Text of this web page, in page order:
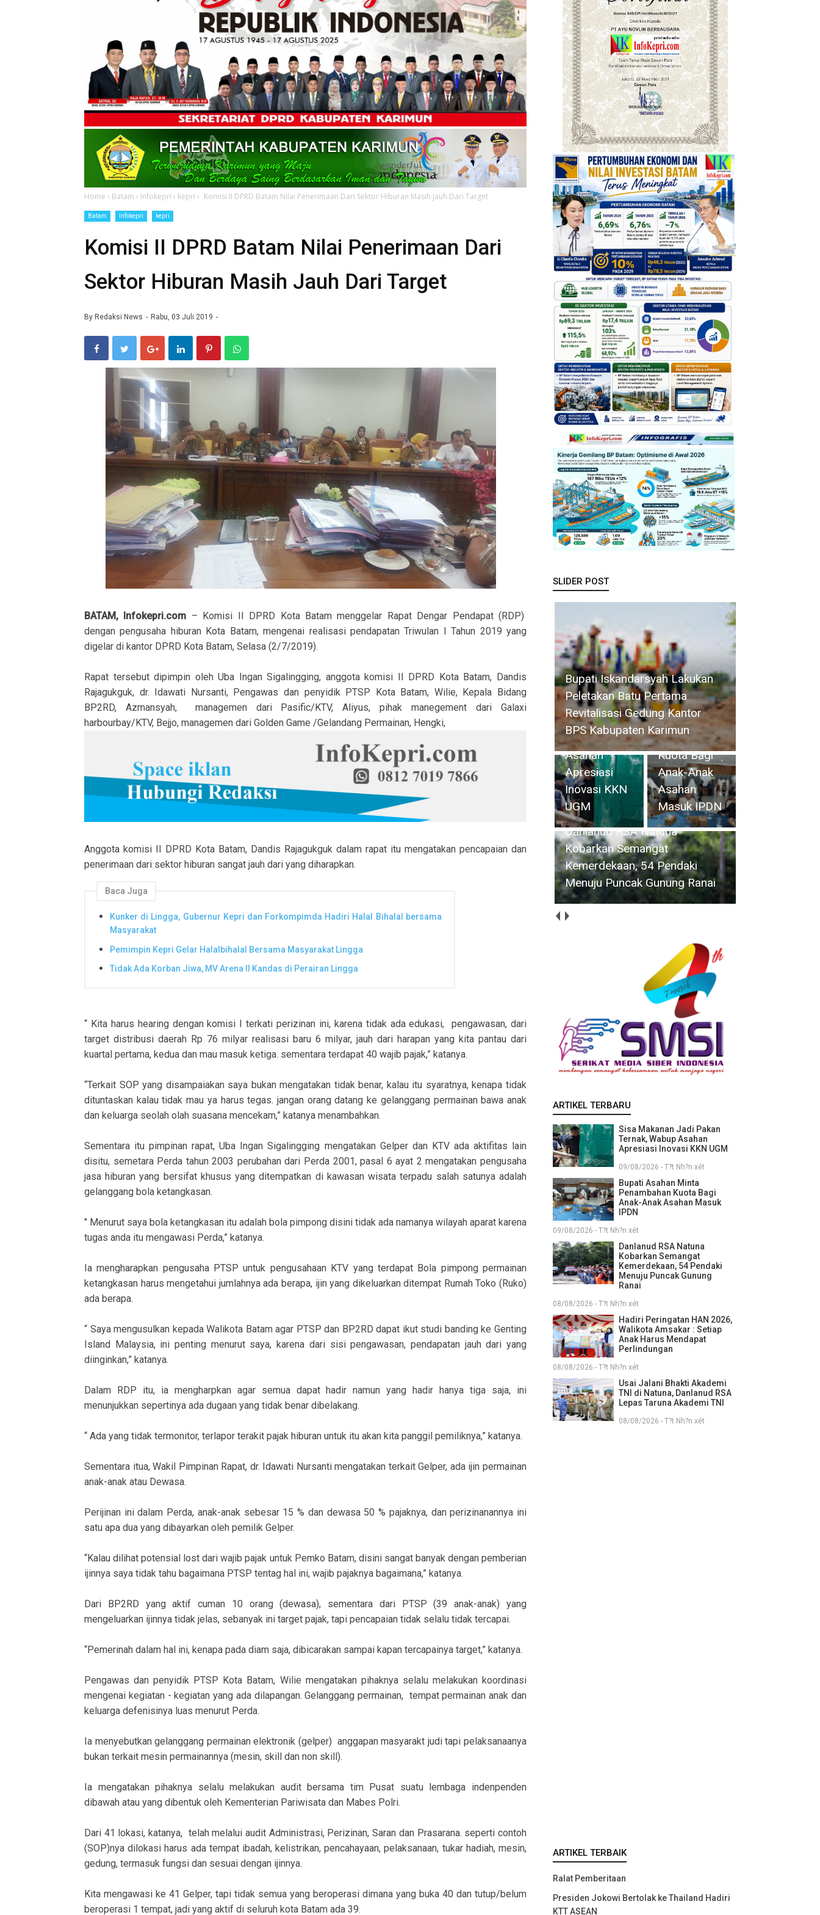
Home › Batam › Infokepri › kepri › Komisi II DPRD Batam Nilai Penerimaan Dari Sektor Hiburan Masih Jauh Dari Target
Batam Infokepri kepri
Komisi II DPRD Batam Nilai Penerimaan Dari
Sektor Hiburan Masih Jauh Dari Target
By Redaksi News Rabu, 03 Juli 2019
BATAM, Infokepri.com – Komisi II DPRD Kota Batam menggelar Rapat Dengar Pendapat (RDP)
dengan pengusaha hiburan Kota Batam, mengenai realisasi pendapatan Triwulan I Tahun 2019 yang
digelar di kantor DPRD Kota Batam, Selasa (2/7/2019).
Rapat tersebut dipimpin oleh Uba Ingan Sigalingging, anggota komisi II DPRD Kota Batam, Dandis
Rajagukguk, dr. Idawati Nursanti, Pengawas dan penyidik PTSP Kota Batam, Wilie, Kepala Bidang
BP2RD, Azmansyah, managemen dari Pasific/KTV, Aliyus, pihak manegement dari Galaxi
harbourbay/KTV, Bejjo, managemen dari Golden Game /Gelandang Permainan, Hengki,
Anggota komisi II DPRD Kota Batam, Dandis Rajagukguk dalam rapat itu mengatakan pencapaian dan
penerimaan dari sektor hiburan sangat jauh dari yang diharapkan.
Baca Juga
Kunker di Lingga, Gubernur Kepri dan Forkompimda Hadiri Halal Bihalal bersama
Masyarakat
Pemimpin Kepri Gelar Halalbihalal Bersama Masyarakat Lingga
Tidak Ada Korban Jiwa, MV Arena II Kandas di Perairan Lingga
“ Kita harus hearing dengan komisi I terkati perizinan ini, karena tidak ada edukasi, pengawasan, dari
target distribusi daerah Rp 76 milyar realisasi baru 6 milyar, jauh dari harapan yang kita pantau dari
kuartal pertama, kedua dan mau masuk ketiga. sementara terdapat 40 wajib pajak,” katanya.
“Terkait SOP yang disampaiakan saya bukan mengatakan tidak benar, kalau itu syaratnya, kenapa tidak
dituntaskan kalau tidak mau ya harus tegas. jangan orang datang ke gelanggang permainan bawa anak
dan keluarga seolah olah suasana mencekam,” katanya menambahkan.
Sementara itu pimpinan rapat, Uba Ingan Sigalingging mengatakan Gelper dan KTV ada aktifitas lain
disitu, semetara Perda tahun 2003 perubahan dari Perda 2001, pasal 6 ayat 2 mengatakan pengusaha
jasa hiburan yang bersifat khusus yang ditempatkan di kawasan wisata terpadu salah satunya adalah
gelanggang bola ketangkasan.
" Menurut saya bola ketangkasan itu adalah bola pimpong disini tidak ada namanya wilayah aparat karena
tugas anda itu mengawasi Perda,” katanya.
Ia mengharapkan pengusaha PTSP untuk pengusahaan KTV yang terdapat Bola pimpong permainan
ketangkasan harus mengetahui jumlahnya ada berapa, ijin yang dikeluarkan ditempat Rumah Toko (Ruko)
ada berapa.
“ Saya mengusulkan kepada Walikota Batam agar PTSP dan BP2RD dapat ikut studi banding ke Genting
Island Malaysia, ini penting menurut saya, karena dari sisi pengawasan, pendapatan jauh dari yang
diinginkan,” katanya.
Dalam RDP itu, ia mengharpkan agar semua dapat hadir namun yang hadir hanya tiga saja, ini
menunjukkan sepertinya ada dugaan yang tidak benar dibelakang.
“ Ada yang tidak termonitor, terlapor terakit pajak hiburan untuk itu akan kita panggil pemiliknya,” katanya.
Sementara itua, Wakil Pimpinan Rapat, dr. Idawati Nursanti mengatakan terkait Gelper, ada ijin permainan
anak-anak atau Dewasa.
Perijinan ini dalam Perda, anak-anak sebesar 15 % dan dewasa 50 % pajaknya, dan perizinanannya ini
satu apa dua yang dibayarkan oleh pemilik Gelper.
“Kalau dilihat potensial lost dari wajib pajak untuk Pemko Batam, disini sangat banyak dengan pemberian
ijinnya saya tidak tahu bagaimana PTSP tentag hal ini, wajib pajaknya bagaimana,” katanya.
Dari BP2RD yang aktif cuman 10 orang (dewasa), sementara dari PTSP (39 anak-anak) yang
mengeluarkan ijinnya tidak jelas, sebanyak ini target pajak, tapi pencapaian tidak selalu tidak tercapai.
“Pemerinah dalam hal ini, kenapa pada diam saja, dibicarakan sampai kapan tercapainya target,” katanya.
Pengawas dan penyidik PTSP Kota Batam, Wilie mengatakan pihaknya selalu melakukan koordinasi
mengenai kegiatan - kegiatan yang ada dilapangan. Gelanggang permainan, tempat permainan anak dan
keluarga defenisinya luas menurut Perda.
Ia menyebutkan gelanggang permainan elektronik (gelper) anggapan masyarakt judi tapi pelaksanaanya
bukan terkait mesin permainannya (mesin, skill dan non skill).
Ia mengatakan pihaknya selalu melakukan audit bersama tim Pusat suatu lembaga indenpenden
dibawah atau yang dibentuk oleh Kementerian Pariwisata dan Mabes Polri.
Dari 41 lokasi, katanya, telah melalui audit Administrasi, Perizinan, Saran dan Prasarana. seperti contoh
(SOP)nya dilokasi harus ada tempat ibadah, kelistrikan, pencahayaan, pelaksanaan, tukar hadiah, mesin,
gedung, termasuk fungsi dan sesuai dengan ijinnya.
Kita mengawasi ke 41 Gelper, tapi tidak semua yang beroperasi dimana yang buka 40 dan tutup/belum
beroperasi 1 tempat, jadi yang aktif di seluruh kota Batam ada 39.
SLIDER POST
Sisa Makanan Jadi Pakan
Ternak, Wabup Asahan
Apresiasi Inovasi KKN UGM
Bupati
Asahan
Minta
Penambahan
Kuota Bagi
Anak-Anak
Asahan
Masuk IPDN
Danlanud
RSA Natuna
Kobarkan
Semangat
Kemerdekaan,
54 Pendaki
Menuju
Puncak
Gunung
Ranai
Hadiri Peringatan HAN 2026,
Walikota Amsakar : Setiap
Anak Harus Mendapat
Perlindungan
ARTIKEL TERBARU
Sisa Makanan Jadi Pakan
Ternak, Wabup Asahan
Apresiasi Inovasi KKN UGM
09/08/2026 - T?t Nh?n xét
Bupati Asahan Minta
Penambahan Kuota Bagi
Anak-Anak Asahan Masuk
IPDN
09/08/2026 - T?t Nh?n xét
Danlanud RSA Natuna
Kobarkan Semangat
Kemerdekaan, 54 Pendaki
Menuju Puncak Gunung
Ranai
08/08/2026 - T?t Nh?n xét
Hadiri Peringatan HAN 2026,
Walikota Amsakar : Setiap
Anak Harus Mendapat
Perlindungan
08/08/2026 - T?t Nh?n xét
Usai Jalani Bhakti Akademi
TNI di Natuna, Danlanud RSA
Lepas Taruna Akademi TNI
08/08/2026 - T?t Nh?n xét
ARTIKEL TERBAIK
Ralat Pemberitaan
Presiden Jokowi Bertolak ke Thailand Hadiri
KTT ASEAN